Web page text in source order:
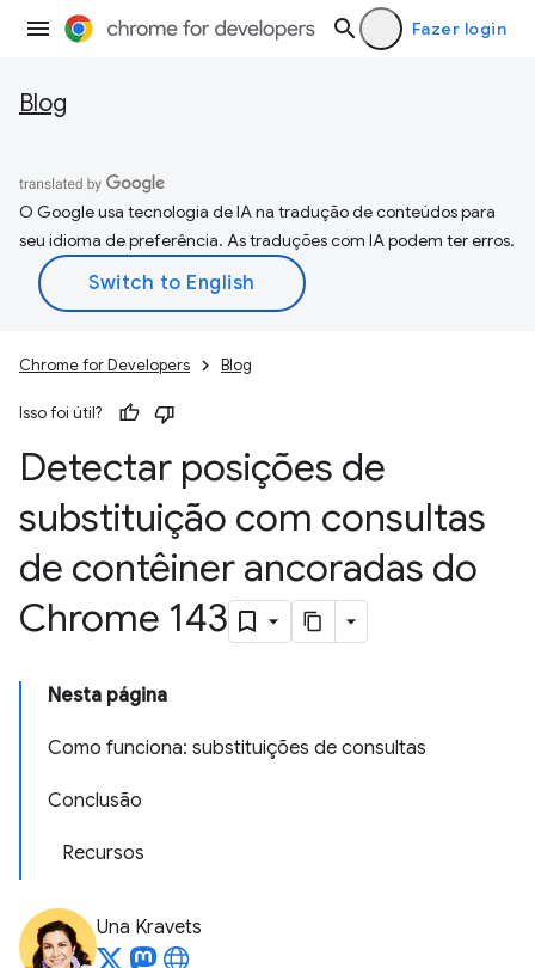
Fazer login
Blog
O Google usa tecnologia de IA na tradução de conteúdos para
seu idioma de preferência. As traduções com IA podem ter erros.
Chrome for Developers Blog
Isso foi útil?
Detectar posições de
substituição com consultas
de contêiner ancoradas do
Chrome 143
Nesta página
Como funciona: substituições de consultas
Conclusão
Recursos
Una Kravets